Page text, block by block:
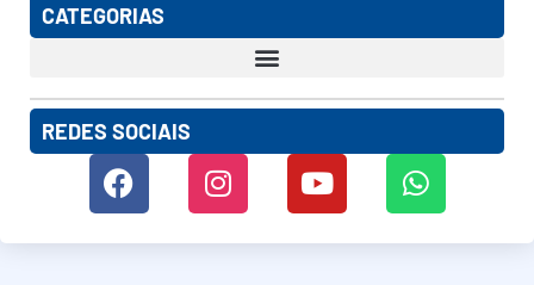
CATEGORIAS
REDES SOCIAIS